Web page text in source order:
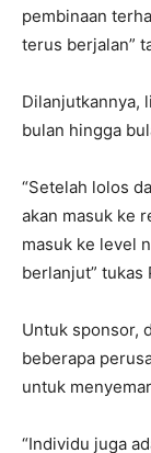
pembinaan
terus berjalan”
Dilanjutkannya,
bulan hingga
“Setelah lolos
akan masuk ke
masuk ke level
berlanjut” tukas
Untuk sponsor,
beberapa
untuk
“Individu juga